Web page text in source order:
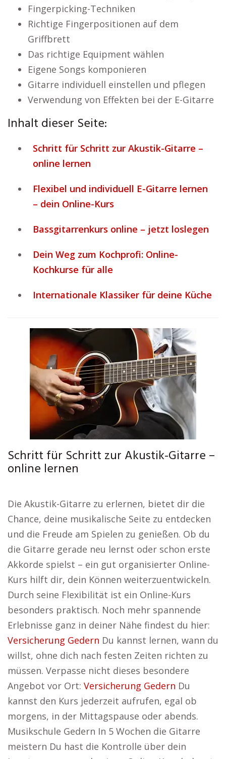
Fingerpicking-Techniken
Richtige Fingerpositionen auf dem
Griffbrett
Das richtige Equipment wählen
Eigene Songs komponieren
Gitarre individuell einstellen und pflegen
Verwendung von Effekten bei der E-Gitarre
Inhalt dieser Seite:
Schritt für Schritt zur Akustik-Gitarre –
online lernen
Flexibel und individuell E-Gitarre lernen
– dein Online-Kurs
Bassgitarrenkurs online – jetzt loslegen
Dein Weg zum Kochprofi: Online-
Kochkurse für alle
Internationale Klassiker für deine Küche
Schritt für Schritt zur Akustik-Gitarre –
online lernen
Die Akustik-Gitarre zu erlernen, bietet dir die
Chance, deine musikalische Seite zu entdecken
und die Freude am Spielen zu genießen. Ob du
die Gitarre gerade neu lernst oder schon erste
Akkorde spielst – ein gut organisierter Online-
Kurs hilft dir, dein Können weiterzuentwickeln.
Durch seine Flexibilität ist ein Online-Kurs
besonders praktisch. Noch mehr spannende
Erlebnisse ganz in deiner Nähe findest du hier:
Versicherung Gedern Du kannst lernen, wann du
willst, ohne dich nach festen Zeiten richten zu
müssen. Verpasse nicht dieses besondere
Angebot vor Ort: Versicherung Gedern Du
kannst den Kurs jederzeit aufrufen, egal ob
morgens, in der Mittagspause oder abends.
Musikschule Gedern In 5 Wochen die Gitarre
meistern Du hast die Kontrolle über dein